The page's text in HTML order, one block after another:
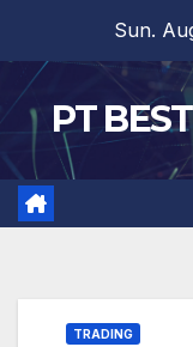
content
Sun.
PT
TRADING